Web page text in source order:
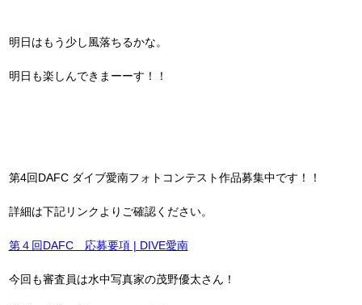
明日はもう少し風落ちるかな。
明日も楽しんできまーーす！！
第4回DAFC ダイブ愛南フォトコンテスト作品募集中です！！
詳細は下記リンクよりご確認ください。
第４回DAFC 応募要項 | DIVE愛南
今回も審査員は水中写真家の茂野優太さん！